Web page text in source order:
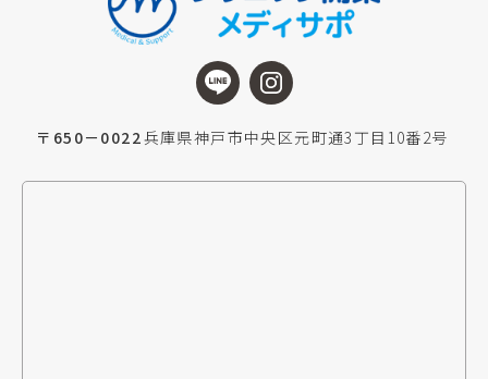
〒650－0022兵庫県神戸市中央区元町通3丁目10番2号